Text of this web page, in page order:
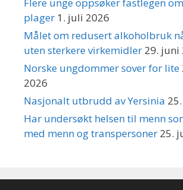
plager 1. juli 2026
Målet om redusert alkoholbruk
uten sterkere virkemidler 29. juni
Norske ungdommer sover for lite
2026
Nasjonalt utbrudd av Yersinia
Har undersøkt helsen til menn
med menn og transpersoner 25.